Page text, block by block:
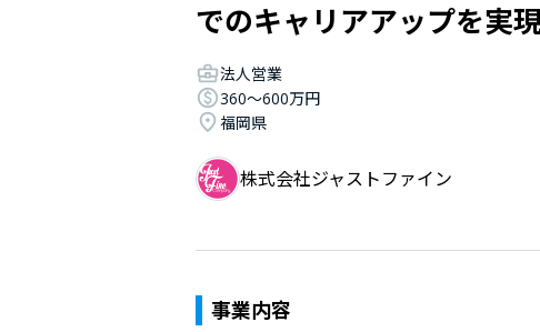
でのキャリアアップを実現
法人営業
360〜600万円
福岡県
株式会社ジャストファイン
事業内容